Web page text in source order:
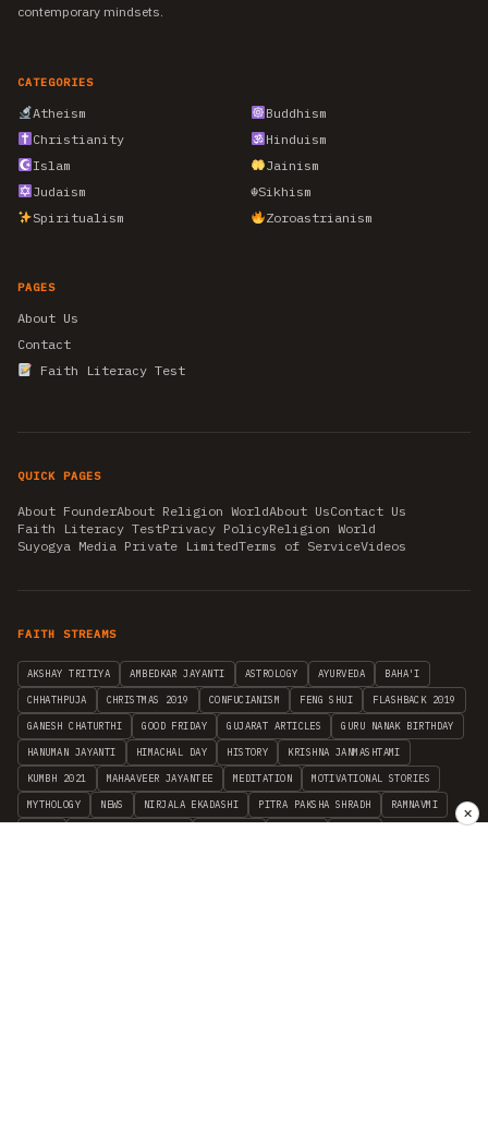
contemporary mindsets.
CATEGORIES
Atheism
Buddhism
Christianity
Hinduism
Islam
Jainism
Judaism
☬Sikhism
Spiritualism
Zoroastrianism
PAGES
About Us
Contact
Faith Literacy Test
QUICK PAGES
About FounderAbout Religion WorldAbout UsContact Us
Faith Literacy TestPrivacy PolicyReligion World
Suyogya Media Private LimitedTerms of ServiceVideos
FAITH STREAMS
AKSHAY TRITIYA AMBEDKAR JAYANTI ASTROLOGY AYURVEDA BAHA'I
CHHATHPUJA CHRISTMAS 2019 CONFUCIANISM FENG SHUI FLASHBACK 2019
GANESH CHATURTHI GOOD FRIDAY GUJARAT ARTICLES GURU NANAK BIRTHDAY
HANUMAN JAYANTI HIMACHAL DAY HISTORY KRISHNA JANMASHTAMI
KUMBH 2021 MAHAAVEER JAYANTEE MEDITATION MOTIVATIONAL STORIES
MYTHOLOGY NEWS NIRJALA EKADASHI PITRA PAKSHA SHRADH RAMNAVMI
✕